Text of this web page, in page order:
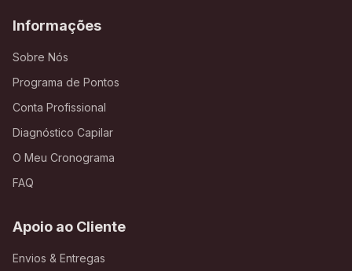
Informações
Sobre Nós
Programa de Pontos
Conta Profissional
Diagnóstico Capilar
O Meu Cronograma
FAQ
Apoio ao Cliente
Envios & Entregas